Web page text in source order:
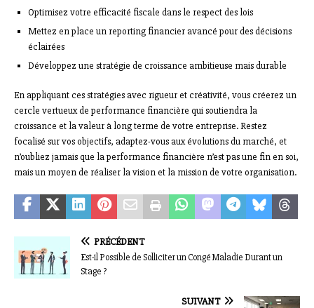
Optimisez votre efficacité fiscale dans le respect des lois
Mettez en place un reporting financier avancé pour des décisions
éclairées
Développez une stratégie de croissance ambitieuse mais durable
En appliquant ces stratégies avec rigueur et créativité, vous créerez un
cercle vertueux de performance financière qui soutiendra la
croissance et la valeur à long terme de votre entreprise. Restez
focalisé sur vos objectifs, adaptez-vous aux évolutions du marché, et
n’oubliez jamais que la performance financière n’est pas une fin en soi,
mais un moyen de réaliser la vision et la mission de votre organisation.
PRÉCÉDENT
Est-il Possible de Solliciter un Congé Maladie Durant un
Stage ?
SUIVANT